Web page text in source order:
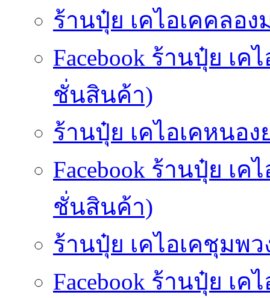
ร้านปุ๋ย เคไอเคคลอ
Facebook ร้านปุ๋ย เ
ชั่นสินค้า)
ร้านปุ๋ย เคไอเคหนอ
Facebook ร้านปุ๋ย เ
ชั่นสินค้า)
ร้านปุ๋ย เคไอเคชุมพ
Facebook ร้านปุ๋ย เ